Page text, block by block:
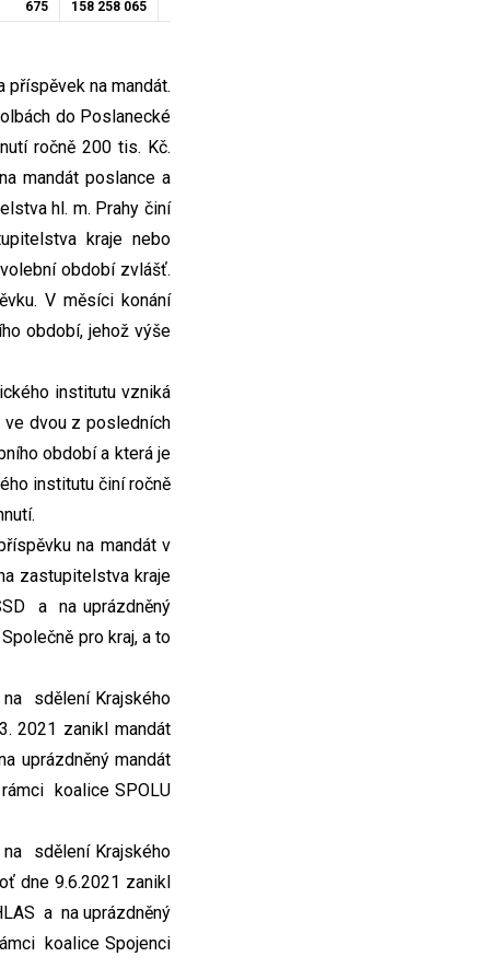
675 158 258 065
na mandát.
do Poslanecké
ročně 200 tis. Kč.
mandát poslance a
hl. m. Prahy činí
kraje nebo
období zvlášť.
V měsíci konání
období, jehož výše
institutu vzniká
ve dvou z posledních
období a která je
institutu činí ročně
na mandát v
zastupitelstva kraje
a na uprázdněný
pro kraj, a to
sdělení Krajského
2021 zanikl mandát
uprázdněný mandát
koalice SPOLU
sdělení Krajského
dne 9.6.2021 zanikl
a na uprázdněný
koalice Spojenci